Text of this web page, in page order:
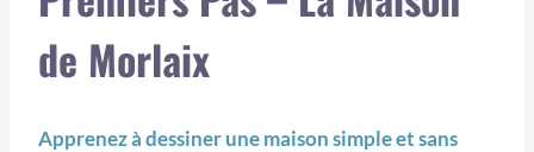
de Morlaix
Apprenez à dessiner une maison simple et sans